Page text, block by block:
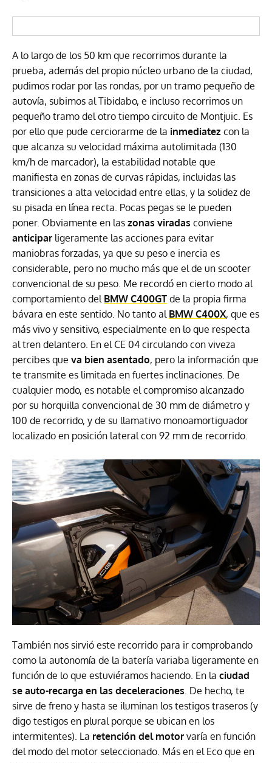
A lo largo de los 50 km que recorrimos durante la
prueba, además del propio núcleo urbano de la ciudad,
pudimos rodar por las rondas, por un tramo pequeño de
autovía, subimos al Tibidabo, e incluso recorrimos un
pequeño tramo del otro tiempo circuito de Montjuic. Es
por ello que pude cerciorarme de la inmediatez con la
que alcanza su velocidad máxima autolimitada (130
km/h de marcador), la estabilidad notable que
manifiesta en zonas de curvas rápidas, incluidas las
transiciones a alta velocidad entre ellas, y la solidez de
su pisada en línea recta. Pocas pegas se le pueden
poner. Obviamente en las zonas viradas conviene
anticipar ligeramente las acciones para evitar
maniobras forzadas, ya que su peso e inercia es
considerable, pero no mucho más que el de un scooter
convencional de su peso. Me recordó en cierto modo al
comportamiento del BMW C400GT de la propia firma
bávara en este sentido. No tanto al BMW C400X, que es
más vivo y sensitivo, especialmente en lo que respecta
al tren delantero. En el CE 04 circulando con viveza
percibes que va bien asentado, pero la información que
te transmite es limitada en fuertes inclinaciones. De
cualquier modo, es notable el compromiso alcanzado
por su horquilla convencional de 30 mm de diámetro y
100 de recorrido, y de su llamativo monoamortiguador
localizado en posición lateral con 92 mm de recorrido.
También nos sirvió este recorrido para ir comprobando
como la autonomía de la batería variaba ligeramente en
función de lo que estuviéramos haciendo. En la ciudad
se auto-recarga en las deceleraciones. De hecho, te
sirve de freno y hasta se iluminan los testigos traseros (y
digo testigos en plural porque se ubican en los
intermitentes). La retención del motor varía en función
del modo del motor seleccionado. Más en el Eco que en